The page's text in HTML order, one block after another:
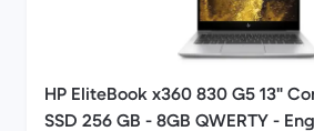
HP EliteBook x360 830 G5 13"
SSD 256 GB - 8GB QWERTY -